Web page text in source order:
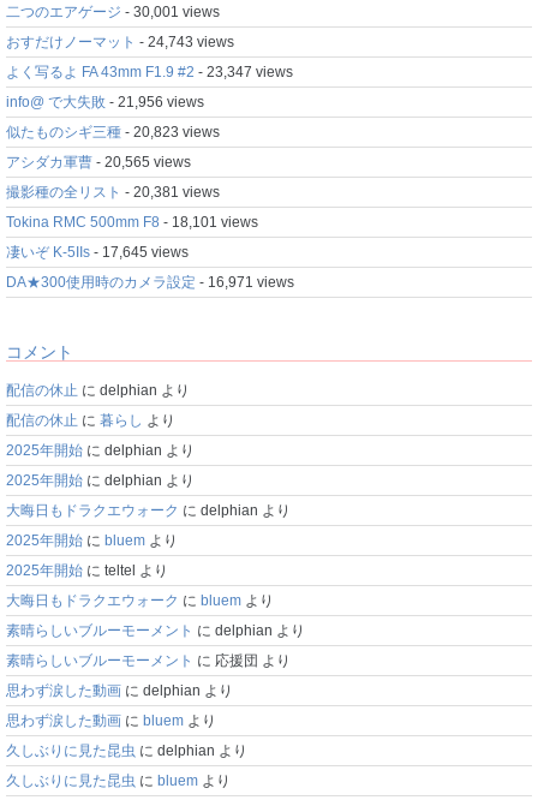
二つのエアゲージ - 30,001 views
おすだけノーマット - 24,743 views
よく写るよ FA 43mm F1.9 #2 - 23,347 views
info@ で大失敗 - 21,956 views
似たものシギ三種 - 20,823 views
アシダカ軍曹 - 20,565 views
撮影種の全リスト - 20,381 views
Tokina RMC 500mm F8 - 18,101 views
凄いぞ K-5IIs - 17,645 views
DA★300使用時のカメラ設定 - 16,971 views
コメント
配信の休止 に delphian より
配信の休止 に 暮らし より
2025年開始 に delphian より
2025年開始 に delphian より
大晦日もドラクエウォーク に delphian より
2025年開始 に bluem より
2025年開始 に teltel より
大晦日もドラクエウォーク に bluem より
素晴らしいブルーモーメント に delphian より
素晴らしいブルーモーメント に 応援団 より
思わず涙した動画 に delphian より
思わず涙した動画 に bluem より
久しぶりに見た昆虫 に delphian より
久しぶりに見た昆虫 に bluem より